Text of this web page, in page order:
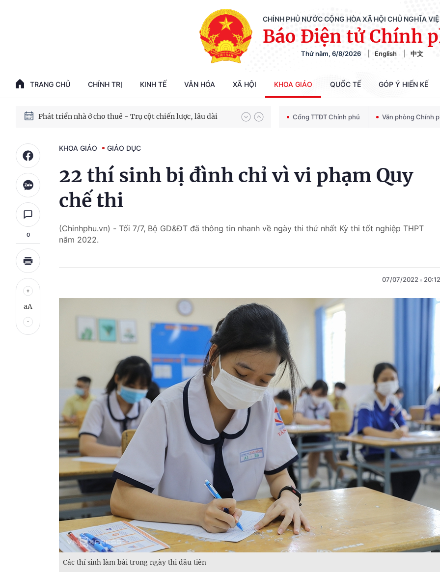
CHÍNH PHỦ NƯỚC CỘNG HÒA XÃ HỘI CHỦ NGHĨA
Báo Điện tử Chính
Thứ năm, 6/8/2026 English 中文
TRANG CHỦ CHÍNH TRỊ KINH TẾ VĂN HÓA XÃ HỘI KHOA GIÁO QUỐC TẾ GÓP Ý HIẾN KẾ
Phát triển kinh tế nhà nước trong kỷ nguyên mới
Chiến dịch 500 ngày đêm tìm kiếm, quy tập và xác định danh tính hài cốt liệt sĩ
Bảo vệ nền tảng tư tưởng của Đảng trong kỷ nguyên phát triển mới
Phát triển nhà ở cho thuê - Trụ cột chiến lược, lâu dài Cổng TTĐT Chính phủ Văn phòng Chính
0
aA
KHOA GIÁO GIÁO DỤC
22 thí sinh bị đình chỉ vì vi phạm Quy
chế thi
(Chinhphu.vn) - Tối 7/7, Bộ GD&ĐT đã thông tin nhanh về ngày thi thứ nhất Kỳ thi tốt nghiệp THPT
năm 2022.
07/07/2022 20:12
Các thí sinh làm bài trong ngày thi đầu tiên